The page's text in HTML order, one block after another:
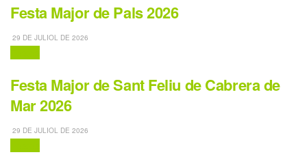
Festa Major de Pals 2026
29 DE JULIOL DE 2026
Festa Major de Sant Feliu de Cabrera de
Mar 2026
29 DE JULIOL DE 2026